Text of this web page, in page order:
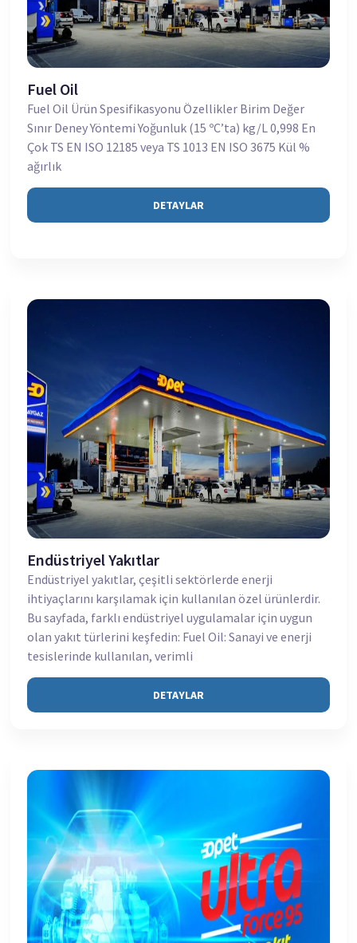
Fuel Oil
Fuel Oil Ürün Spesifikasyonu Özellikler Birim Değer
Sınır Deney Yöntemi Yoğunluk (15 ºC’ta) kg/L 0,998 En
Çok TS EN ISO 12185 veya TS 1013 EN ISO 3675 Kül %
ağırlık
DETAYLAR
Endüstriyel Yakıtlar
Endüstriyel yakıtlar, çeşitli sektörlerde enerji
ihtiyaçlarını karşılamak için kullanılan özel ürünlerdir.
Bu sayfada, farklı endüstriyel uygulamalar için uygun
olan yakıt türlerini keşfedin: Fuel Oil: Sanayi ve enerji
tesislerinde kullanılan, verimli
DETAYLAR